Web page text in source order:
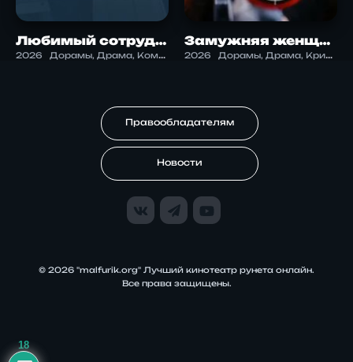
Любимый сотрудник
2026 Дорамы, Драма, Комедия, Романтика
Замужняя женщина-убийца
2026 Дорамы, Драма, Криминал, Триллер
Правообладателям
Новости
© 2026 "malfurik.org" Лучший кинотеатр рунета онлайн.
Все права защищены.
18